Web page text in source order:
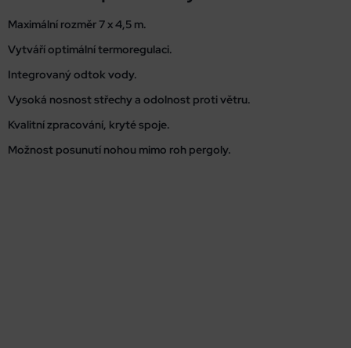
Maximální rozměr 7 x 4,5 m.
Vytváří optimální termoregulaci.
Integrovaný odtok vody.
Vysoká nosnost střechy a odolnost proti větru.
Kvalitní zpracování, kryté spoje.
Možnost posunutí nohou mimo roh pergoly.